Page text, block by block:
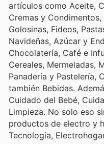
artículos como Aceite,
Cremas y
Golosinas, Fideos,
Navideñas, Azúcar y
Chocolatería, Café e
Cereales, Mermeladas,
Panadería y Pastelería,
también Bebidas.
Cuidado del Bebé,
Limpieza. No solo eso
productos de electro y
Tecnología,